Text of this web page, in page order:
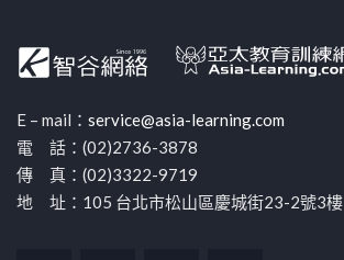
E – mail： service@asia-learning.com
電 話：(02)2736-3878
傳 真：(02)3322-9719
地 址：105 台北市松山區慶城街23-2號3樓